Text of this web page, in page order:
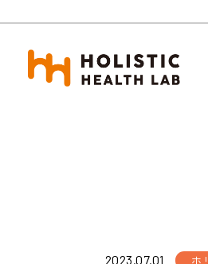
2023.07.01 ホ